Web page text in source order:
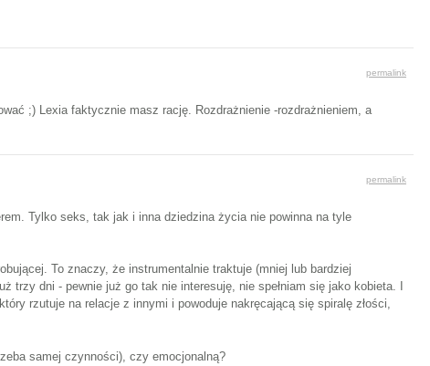
permalink
;) Lexia faktycznie masz rację. Rozdrażnienie -rozdrażnieniem, a
permalink
Tylko seks, tak jak i inna dziedzina życia nie powinna na tyle
To znaczy, że instrumentalnie traktuje (mniej lub bardziej
trzy dni - pewnie już go tak nie interesuję, nie spełniam się jako kobieta. I
rzutuje na relacje z innymi i powoduje nakręcającą się spiralę złości,
samej czynności), czy emocjonalną?